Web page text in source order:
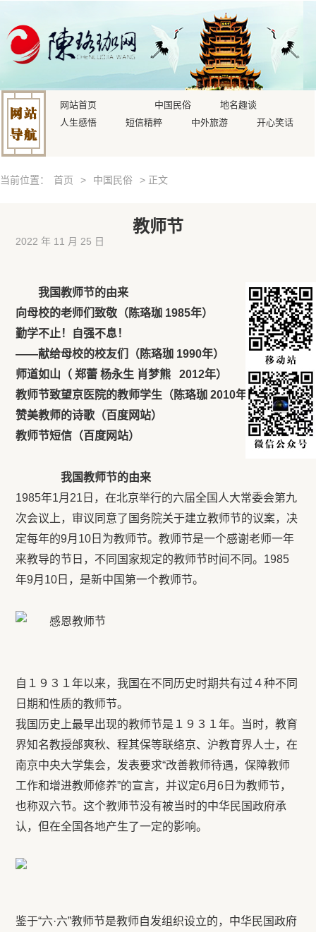
网站首页 中国民俗
地名趣谈
人生感悟
短信精粹 中外旅游 开心笑话
当前位置： 首页 > 中国民俗 > 正文
教师节
2022 年 11 月 25 日
我国教师节的由来
向母校的老师们致敬（陈珞珈 1985年）
勤学不止！自强不息！
——献给母校的校友们（陈珞珈 1990年）
师道如山（ 郑蕾 杨永生 肖梦熊 2012年）
教师节致望京医院的教师学生（陈珞珈 2010年）
赞美教师的诗歌（百度网站）
教师节短信（百度网站）
我国教师节的由来
1985年1月21日，在北京举行的六届全国人大常委会第九
次会议上，审议同意了国务院关于建立教师节的议案，决
定每年的9月10日为教师节。教师节是一个感谢老师一年
来教导的节日，不同国家规定的教师节时间不同。1985
年9月10日，是新中国第一个教师节。
自１９３１年以来，我国在不同历史时期共有过４种不同
日期和性质的教师节。
我国历史上最早出现的教师节是１９３１年。当时，教育
界知名教授邰爽秋、程其保等联络京、沪教育界人士，在
南京中央大学集会，发表要求“改善教师待遇，保障教师
工作和增进教师修养”的宣言，并议定6月6日为教师节，
也称双六节。这个教师节没有被当时的中华民国政府承
认，但在全国各地产生了一定的影响。
鉴于“六·六”教师节是教师自发组织设立的，中华民国政府